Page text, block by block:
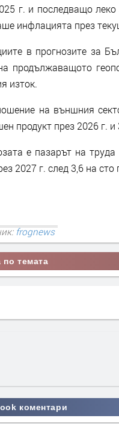
г. и последващо
инфлацията през
в прогнозите за
продължаващото
изток.
на външния
продукт през 2026 г.
е пазарът на
2027 г. след 3,6 на сто
frognews
по темата
коментари